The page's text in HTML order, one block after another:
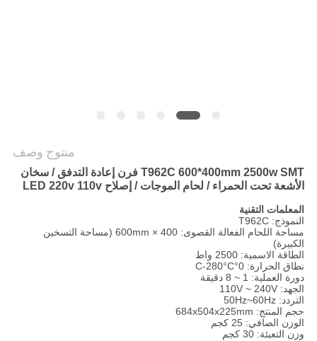
منتوج وصف
T962C 600*400mm 2500w SMT فرن إعادة التدفق / سخان
الأشعة تحت الحمراء / لحام الموجات / إصلاح LED 220v 110v
المعلمات التقنية
النموذج: T962C
مساحة اللحام الفعالة القصوى: 400 × 600mm (مساحة التسخين
الكبيرة)
الطاقة الاسمية: 2500 واط
نطاق الحرارة: 0°C-280°C
دورة العملية: 1 ~ 8 دقيقة
الجهد: 110V ~ 240V
التردد: 50Hz~60Hz
حجم المنتج: 684x504x225mm
الوزن الصافي: 25 كجم
وزن التعبئة: 30 كجم